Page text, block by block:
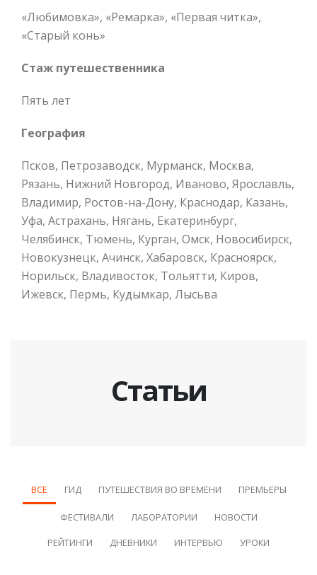
«Любимовка», «Ремарка», «Первая читка»,
«Старый конь»
Стаж путешественника
Пять лет
География
Псков, Петрозаводск, Мурманск, Москва,
Рязань, Нижний Новгород, Иваново, Ярославль,
Владимир, Ростов-на-Дону, Краснодар, Казань,
Уфа, Астрахань, Нягань, Екатеринбург,
Челябинск, Тюмень, Курган, Омск, Новосибирск,
Новокузнецк, Ачинск, Хабаровск, Красноярск,
Норильск, Владивосток, Тольятти, Киров,
Ижевск, Пермь, Кудымкар, Лысьва
Статьи
ВСЕ ГИД ПУТЕШЕСТВИЯ ВО ВРЕМЕНИ ПРЕМЬЕРЫ
ФЕСТИВАЛИ ЛАБОРАТОРИИ
НОВОСТИ
РЕЙТИНГИ
ДНЕВНИКИ ИНТЕРВЬЮ УРОКИ